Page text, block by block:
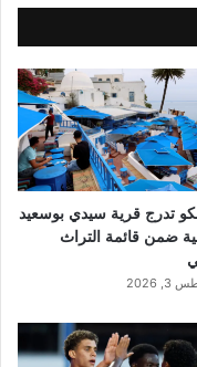
تدرج قرية سيدي بوسعيد
ضمن قائمة التراث
2026